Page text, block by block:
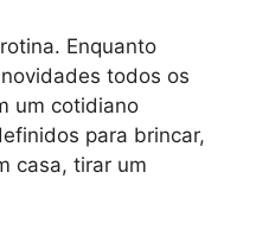
Enquanto
todos os
um cotidiano
para brincar,
casa, tirar um